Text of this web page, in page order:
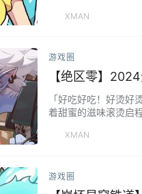
XMAN
游戏圈
【绝区零】
「好吃好吃！好烫
着甜蜜的滋味滚烫启
XMAN
游戏圈